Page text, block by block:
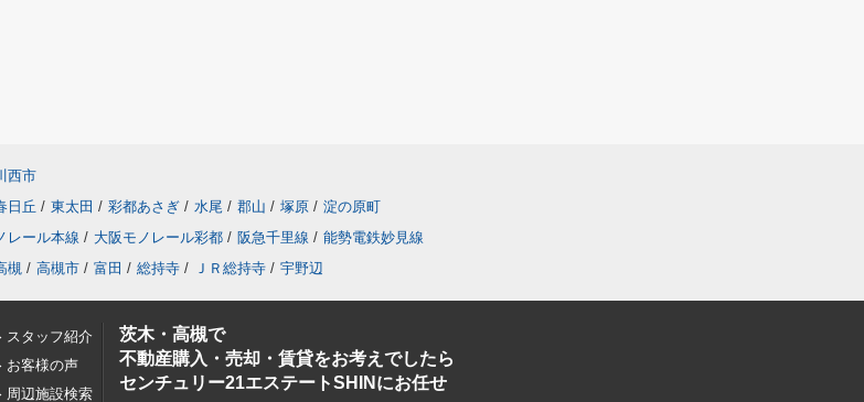
西市
日丘 / 東太田 / 彩都あさぎ / 水尾 / 郡山 / 塚原 / 淀の原町
レール本線 / 大阪モノレール彩都 / 阪急千里線 / 能勢電鉄妙見線
槻 / 高槻市 / 富田 / 総持寺 / ＪＲ総持寺 / 宇野辺
スタッフ紹介
お客様の声
周辺施設検索
茨木・高槻で
不動産購入・売却・賃貸をお考えでしたら
センチュリー21エステートSHINにお任せ